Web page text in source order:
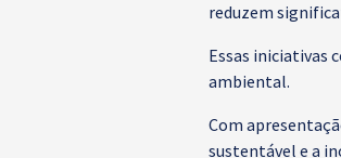
reduzem
Essas iniciativas
ambiental.
Com
sustentável e a